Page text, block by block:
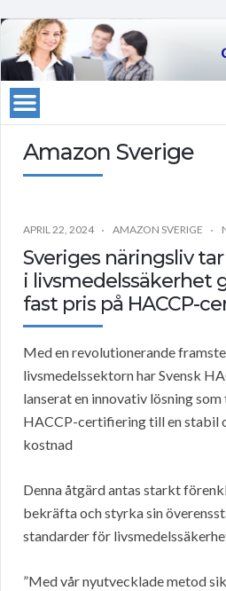
Amazon Sverige
APRIL 22, 2024 AMAZON SVERIGE
Sveriges näringsliv
i livsmedelssäkerhet
fast pris på HACCP-
Med en revolutionerande
livsmedelssektorn har Svensk
lanserat en innovativ lösning
HACCP-certifiering till en stabil
kostnad
Denna åtgärd antas starkt
bekräfta och styrka sin
standarder för
”Med vår nyutvecklade metod